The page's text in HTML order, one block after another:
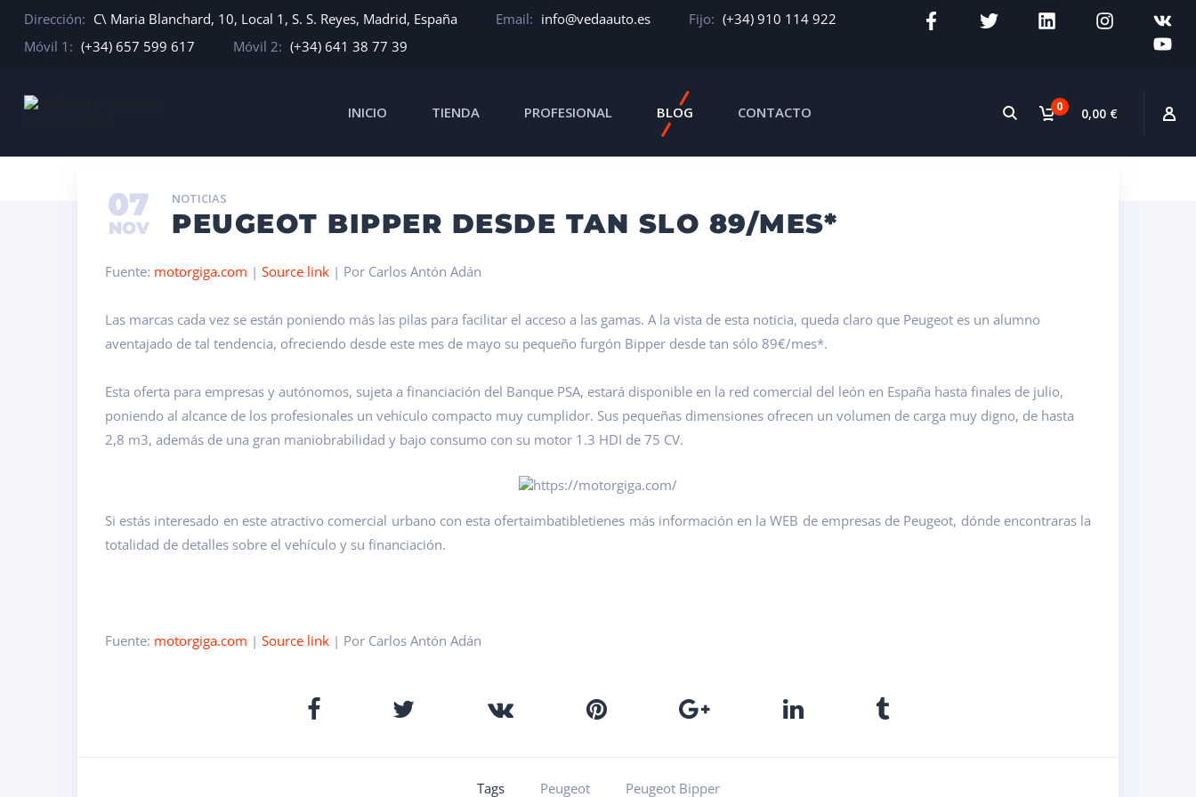
Dirección: C\ Maria Blanchard, 10, Local 1, S. S. Reyes, Madrid, España Email: info@vedaauto.es Fijo: (+34) 910 114 922
Móvil 1: (+34) 657 599 617 Móvil 2: (+34) 641 38 77 39
0 0,00 €
INICIO TIENDA PROFESIONAL BLOG CONTACTO
NOTICIAS
PEUGEOT BIPPER DESDE TAN SLO 89/MES*
07
NOV
Fuente: motorgiga.com | Source link | Por Carlos Antón Adán
Las marcas cada vez se están poniendo más las pilas para facilitar el acceso a las gamas. A la vista de esta noticia, queda claro que Peugeot es un alumno
aventajado de tal tendencia, ofreciendo desde este mes de mayo su pequeño furgón Bipper desde tan sólo 89€/mes*.
Esta oferta para empresas y autónomos, sujeta a financiación del Banque PSA, estará disponible en la red comercial del león en España hasta finales de julio,
poniendo al alcance de los profesionales un vehículo compacto muy cumplidor. Sus pequeñas dimensiones ofrecen un volumen de carga muy digno, de hasta
2,8 m3, además de una gran maniobrabilidad y bajo consumo con su motor 1.3 HDI de 75 CV.
Si estás interesado en este atractivo comercial urbano con esta ofertaimbatibletienes más información en la WEB de empresas de Peugeot, dónde encontraras la
totalidad de detalles sobre el vehículo y su financiación.
Fuente: motorgiga.com | Source link | Por Carlos Antón Adán
Tags Peugeot Peugeot Bipper